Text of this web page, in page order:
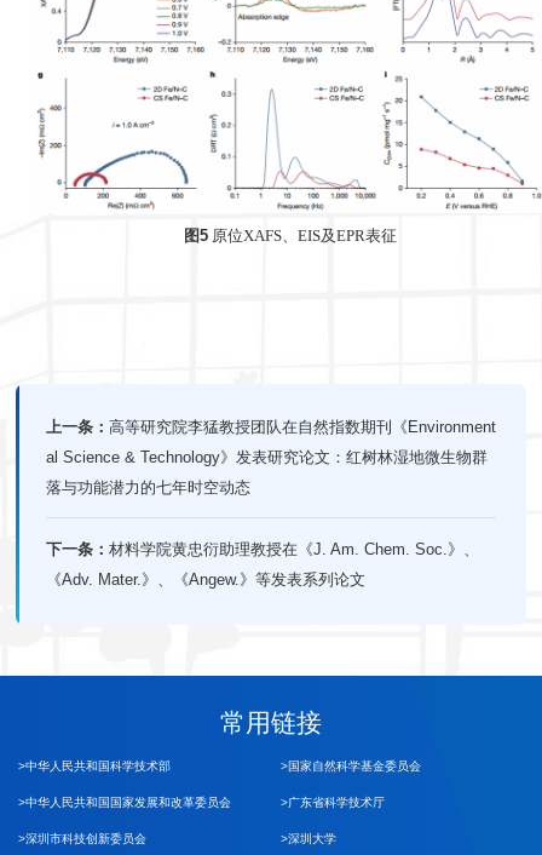
图5原位XAFS、EIS及EPR表征
上一条： 高等研究院李猛教授团队在自然指数期刊《Environment
al Science & Technology》发表研究论文：红树林湿地微生物群
落与功能潜力的七年时空动态
下一条： 材料学院黄忠衍助理教授在《J. Am. Chem. Soc.》、
《Adv. Mater.》、《Angew.》等发表系列论文
常用链接
>中华人民共和国科学技术部 >国家自然科学基金委员会
>中华人民共和国国家发展和改革委员会 >广东省科学技术厅
>深圳市科技创新委员会 >深圳大学